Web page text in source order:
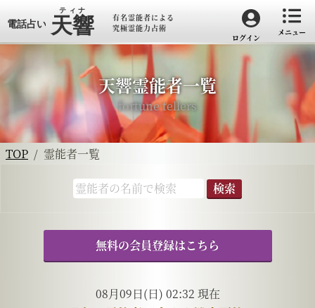
メニュー
有名霊能者による
究極霊能力占術
ログイン
天響霊能者一覧
fortune tellers
TOP 霊能者一覧
検索
無料の会員登録はこちら
08月09日(日) 02:32 現在